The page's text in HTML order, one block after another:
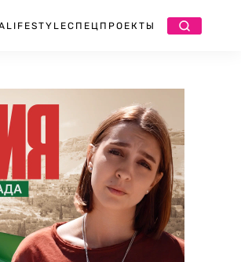
LIFESTYLEСПЕЦПРОЕКТЫ